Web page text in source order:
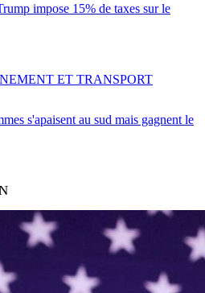
impose 15% de taxes sur le
s'apaisent au sud mais gagnent le
ET TRANSPORT